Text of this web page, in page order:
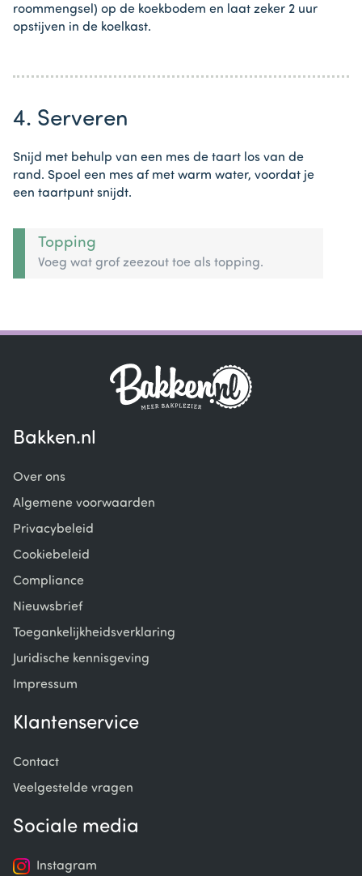
roommengsel) op de koekbodem en laat zeker 2 uur
opstijven in de koelkast.
4. Serveren
Snijd met behulp van een mes de taart los van de
rand. Spoel een mes af met warm water, voordat je
een taartpunt snijdt.
Topping
Voeg wat grof zeezout toe als topping.
Bakken.nl
Over ons
Algemene voorwaarden
Privacybeleid
Cookiebeleid
Compliance
Nieuwsbrief
Toegankelijkheidsverklaring
Juridische kennisgeving
Impressum
Klantenservice
Contact
Veelgestelde vragen
Sociale media
Instagram